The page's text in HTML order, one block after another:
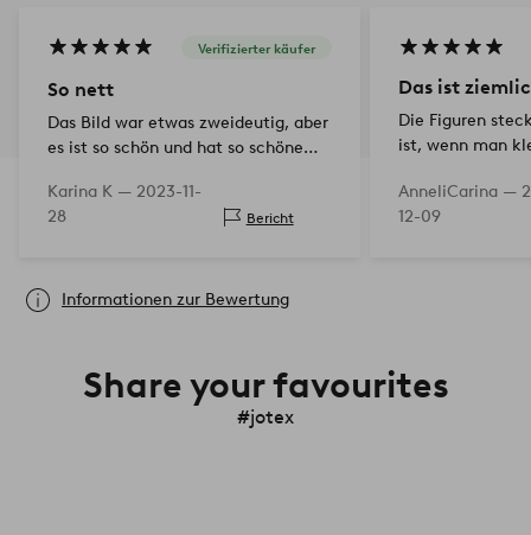
Verifizierter käufer
So nett
Das Bild war etwas zweideutig, aber
es ist so schön und hat so schöne
Karina K — 2023-11-
28
Bericht
Das ist
Die Figuren
ist, wenn man
wunderschön
AnneliCarina —
12-09
Informationen zur Bewertung
Share your favourites
#jotex